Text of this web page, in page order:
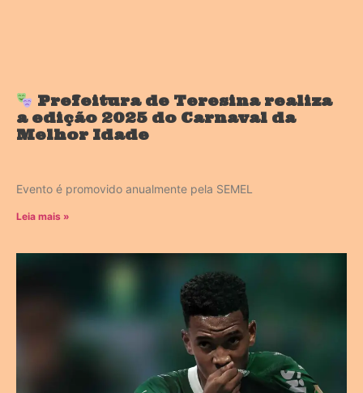
Prefeitura de Teresina realiza
a edição 2025 do Carnaval da
Melhor Idade
Evento é promovido anualmente pela SEMEL
Leia mais »